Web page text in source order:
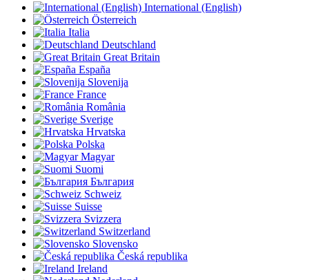
International (English)
Österreich
Italia
Deutschland
Great Britain
España
Slovenija
France
România
Sverige
Hrvatska
Polska
Magyar
Suomi
България
Schweiz
Suisse
Svizzera
Switzerland
Slovensko
Česká republika
Ireland